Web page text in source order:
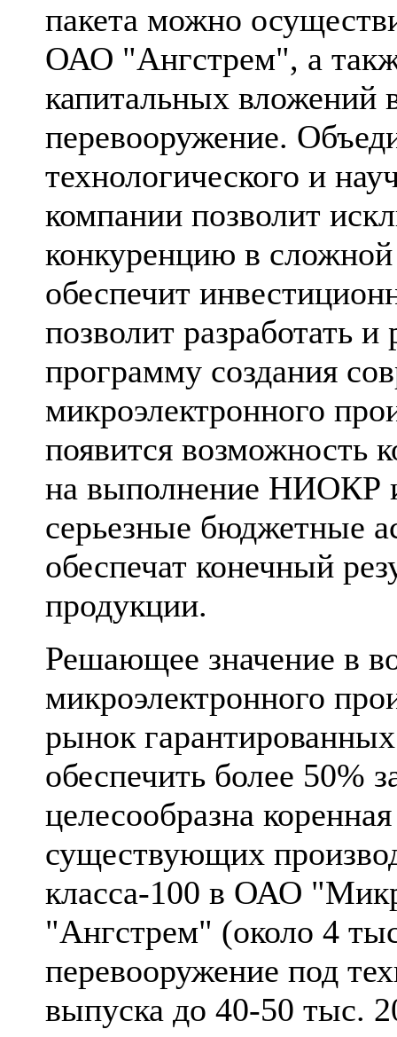
пакета можно
ОАО "Ангстрем", а
капитальных вложений
перевооружение.
технологического и
компании позволит
конкуренцию в
обеспечит
позволит разработать
программу создания
микроэлектронного
появится возможность
на выполнение НИОКР
серьезные бюджетные
обеспечат конечный
продукции.
Решающее значение в
микроэлектронного
рынок
обеспечить более 50%
целесообразна
существующих
класса-100 в ОАО
"Ангстрем" (около 4
перевооружение под
выпуска до 40-50 тыс.